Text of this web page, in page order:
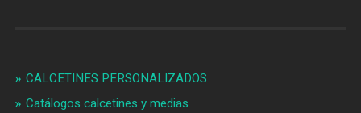
CALCETINES PERSONALIZADOS
Catálogos calcetines y medias